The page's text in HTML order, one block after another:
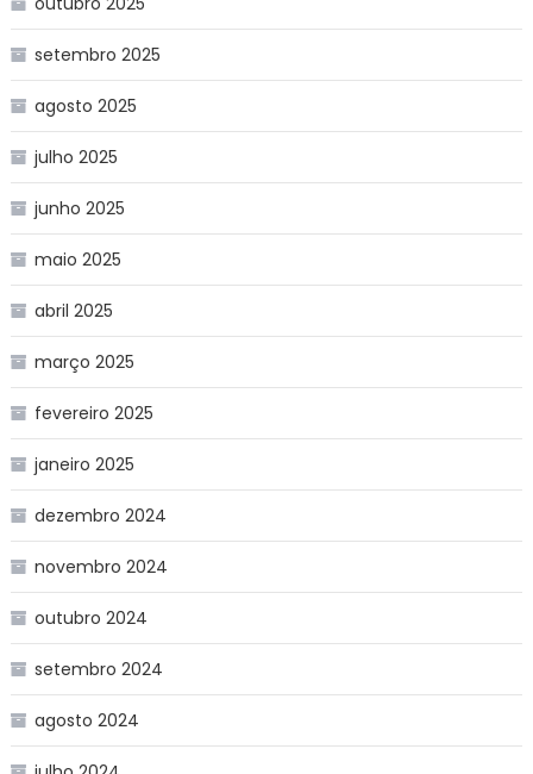
setembro 2025
agosto 2025
julho 2025
junho 2025
maio 2025
abril 2025
março 2025
fevereiro 2025
janeiro 2025
dezembro 2024
novembro 2024
outubro 2024
setembro 2024
agosto 2024